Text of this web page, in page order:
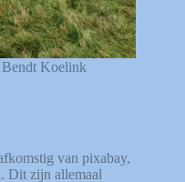
Bendt Koelink
van pixabay,
Dit zijn allemaal